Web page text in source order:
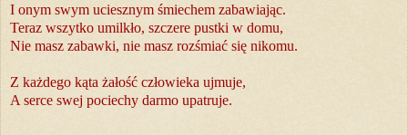
I onym swym uciesznym śmiechem zabawiając.
Teraz wszytko umilkło, szczere pustki w domu,
Nie masz zabawki, nie masz rozśmiać się nikomu.
Z każdego kąta żałość człowieka ujmuje,
A serce swej pociechy darmo upatruje.